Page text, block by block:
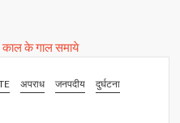
अपराध जनपदीय
दुर्घटना